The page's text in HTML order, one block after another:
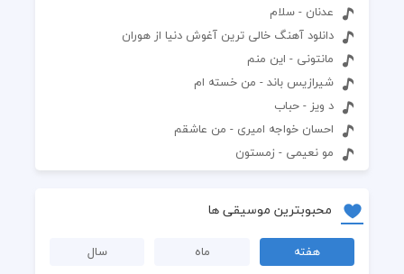
عدنان - سلام
دانلود آهنگ خالی ترین آغوش دنیا از هوران
مانتونی - این منم
شیرازیس باند - من خسته ام
د ویز - حباب
احسان خواجه امیری - من عاشقم
مو‌ نعیمی - زمستون
محبوبترین موسیقی ها
هفته ماه
سال